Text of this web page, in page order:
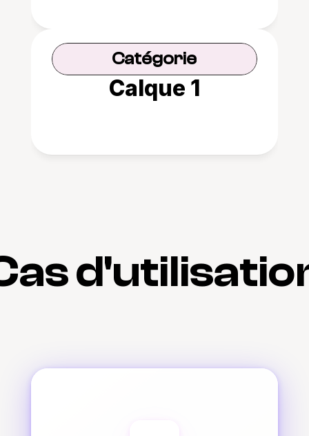
Catégorie
Calque 1